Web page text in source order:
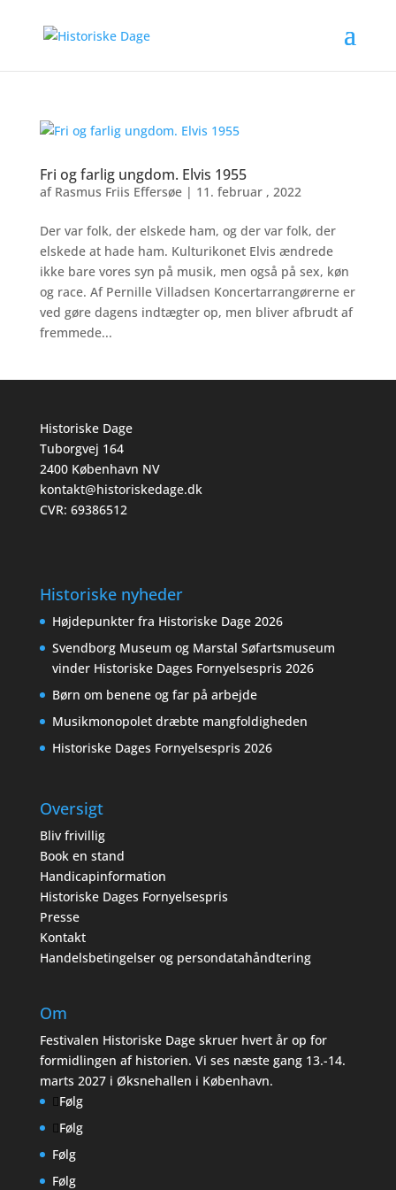
Fri og farlig ungdom. Elvis 1955
af Rasmus Friis Effersøe| 11. februar , 2022
Der var folk, der elskede ham, og der var folk, der
elskede at hade ham. Kulturikonet Elvis ændrede
ikke bare vores syn på musik, men også på sex, køn
og race. Af Pernille Villadsen Koncertarrangørerne er
ved gøre dagens indtægter op, men bliver afbrudt af
fremmede...
Historiske Dage
Tuborgvej 164
2400 København NV
kontakt@historiskedage.dk
CVR: 69386512
Historiske nyheder
Højdepunkter fra Historiske Dage 2026
Svendborg Museum og Marstal Søfartsmuseum
vinder Historiske Dages Fornyelsespris 2026
Børn om benene og far på arbejde
Musikmonopolet dræbte mangfoldigheden
Historiske Dages Fornyelsespris 2026
Oversigt
Bliv frivillig
Book en stand
Handicapinformation
Historiske Dages Fornyelsespris
Presse
Kontakt
Handelsbetingelser og persondatahåndtering
Om
Festivalen Historiske Dage skruer hvert år op for
formidlingen af historien. Vi ses næste gang 13.-14.
marts 2027 i Øksnehallen i København.
Følg
Følg
Følg
Følg